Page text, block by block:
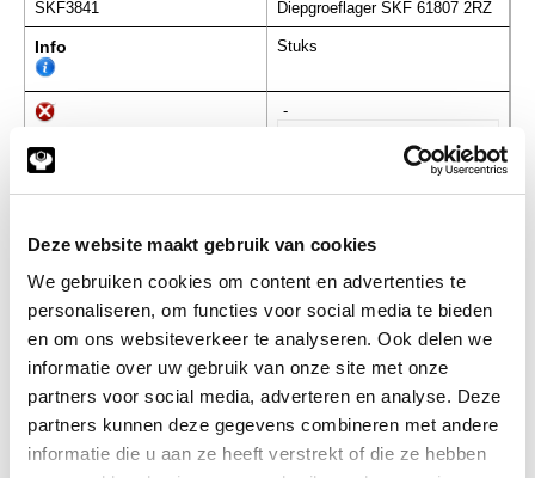
Deze website maakt gebruik van cookies
We gebruiken cookies om content en advertenties te
personaliseren, om functies voor social media te bieden
en om ons websiteverkeer te analyseren. Ook delen we
informatie over uw gebruik van onze site met onze
partners voor social media, adverteren en analyse. Deze
partners kunnen deze gegevens combineren met andere
informatie die u aan ze heeft verstrekt of die ze hebben
SKF3841 Diepgroeflager SKF 61807 2RZ
Info Stuks
-
Info Stuks
-
SKF3848 Diepgroeflager SKF 61809 2RZ
Info Stuks